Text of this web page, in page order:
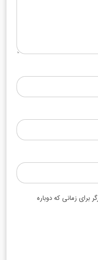
برای زمانی که دوباره